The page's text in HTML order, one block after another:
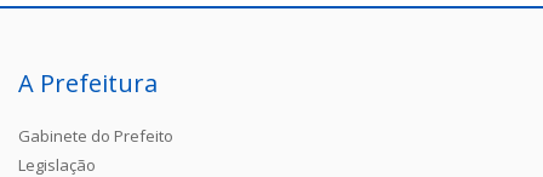
A Prefeitura
Gabinete do Prefeito
Legislação